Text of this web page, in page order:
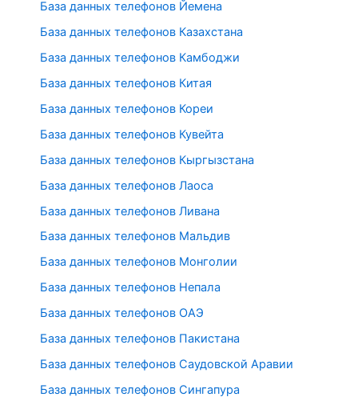
База данных телефонов Йемена
База данных телефонов Казахстана
База данных телефонов Камбоджи
База данных телефонов Китая
База данных телефонов Кореи
База данных телефонов Кувейта
База данных телефонов Кыргызстана
База данных телефонов Лаоса
База данных телефонов Ливана
База данных телефонов Мальдив
База данных телефонов Монголии
База данных телефонов Непала
База данных телефонов ОАЭ
База данных телефонов Пакистана
База данных телефонов Саудовской Аравии
База данных телефонов Сингапура